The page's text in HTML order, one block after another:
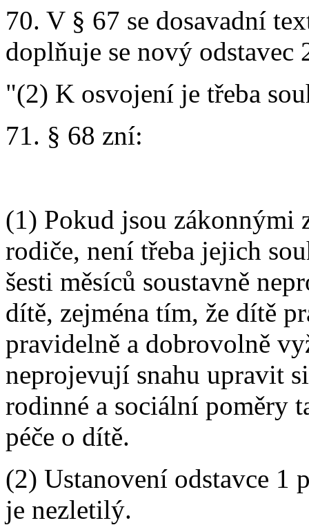
70. V § 67 se dosavadní
doplňuje se nový odstavec
"(2) K osvojení je třeba
71. § 68 zní:
(1) Pokud jsou zákonnými
rodiče, není třeba jejich
šesti měsíců soustavně
dítě, zejména tím, že dítě
pravidelně a dobrovolně
neprojevují snahu upravit
rodinné a sociální poměry
péče o dítě.
(2) Ustanovení odstavce 1
je nezletilý.